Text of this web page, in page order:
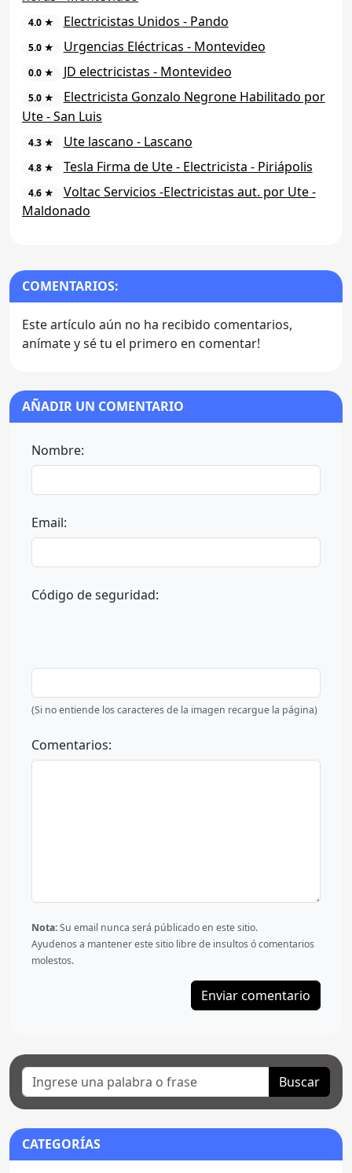
4.0 ★ Electricistas Unidos - Pando
5.0 ★ Urgencias Eléctricas - Montevideo
0.0 ★ JD electricistas - Montevideo
5.0 ★
Electricista Gonzalo Negrone Habilitado por
Ute - San Luis
4.3 ★ Ute lascano - Lascano
4.8 ★ Tesla Firma de Ute - Electricista - Piriápolis
4.6 ★
Voltac Servicios -Electricistas aut. por Ute -
Maldonado
COMENTARIOS:
Este artículo aún no ha recibido comentarios,
anímate y sé tu el primero en comentar!
AÑADIR UN COMENTARIO
Nombre:
Email:
Código de seguridad:
(Si no entiende los caracteres de la imagen recargue la página)
Comentarios:
Nota:Su email nunca será públicado en este sitio.
Ayudenos a mantener este sitio libre de insultos ó comentarios
molestos.
Enviar comentario
Buscar
CATEGORÍAS